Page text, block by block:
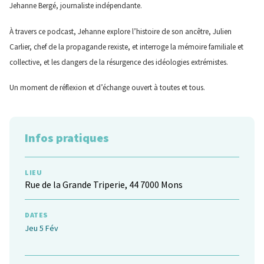
Jehanne Bergé, journaliste indépendante.
À travers ce podcast, Jehanne explore l’histoire de son ancêtre, Julien
Carlier, chef de la propagande rexiste, et interroge la mémoire familiale et
collective, et les dangers de la résurgence des idéologies extrémistes.
Un moment de réflexion et d’échange ouvert à toutes et tous.
Infos pratiques
LIEU
Rue de la Grande Triperie, 44 7000 Mons
DATES
Jeu 5 Fév